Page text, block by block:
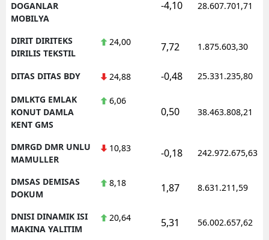
DOGANLAR
MOBILYA
-4,10 28.607.701,71
DIRIT DIRITEKS
DIRILIS TEKSTIL
24,00 7,72 1.875.603,30
DITAS DITAS BDY 24,88 -0,48 25.331.235,80
DMLKTG EMLAK
KONUT DAMLA
KENT GMS
6,06
0,50 38.463.808,21
DMRGD DMR UNLU
MAMULLER
10,83 -0,18 242.972.675,63
DMSAS DEMISAS
DOKUM
8,18 1,87 8.631.211,59
DNISI DINAMIK ISI
MAKINA YALITIM
20,64 5,31 56.002.657,62